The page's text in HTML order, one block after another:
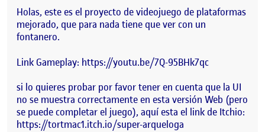
Holas, este es el proyecto de videojuego de plataformas
mejorado, que para nada tiene que ver con un
fontanero.
Link Gameplay: https://youtu.be/7Q-95BHk7qc
si lo quieres probar por favor tener en cuenta que la UI
no se muestra correctamente en esta versión Web (pero
se puede completar el juego), aquí esta el link de Itchio:
https://tortmac1.itch.io/super-arqueloga